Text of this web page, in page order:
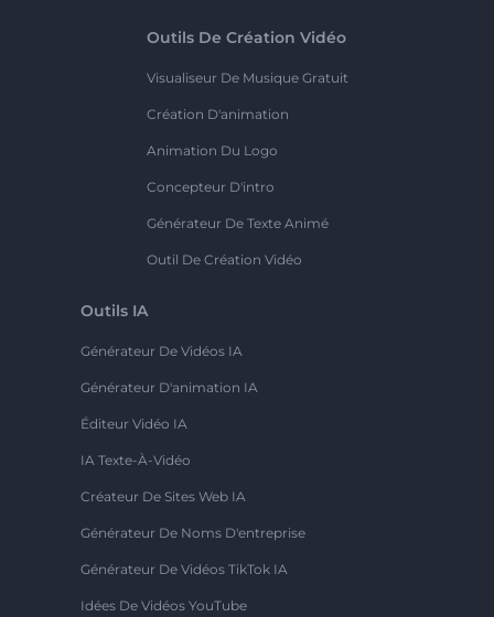
Outils De Création Vidéo
Visualiseur De Musique Gratuit
Création D'animation
Animation Du Logo
Concepteur D'intro
Générateur De Texte Animé
Outil De Création Vidéo
Outils IA
Générateur De Vidéos IA
Générateur D'animation IA
Éditeur Vidéo IA
IA Texte-À-Vidéo
Créateur De Sites Web IA
Générateur De Noms D'entreprise
Générateur De Vidéos TikTok IA
Idées De Vidéos YouTube